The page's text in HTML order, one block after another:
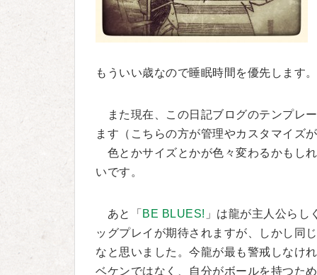
もういい歳なので睡眠時間を優先します
また現在、この日記ブログのテンプレ
ます（こちらの方が管理やカスタマイズ
色とかサイズとかが色々変わるかもし
いです。
あと「 BE BLUES! 」は龍が主人公ら
ッグプレイが期待されますが、しかし同
なと思いました。今龍が最も警戒しなけ
ベケンではなく、自分がボールを持つた